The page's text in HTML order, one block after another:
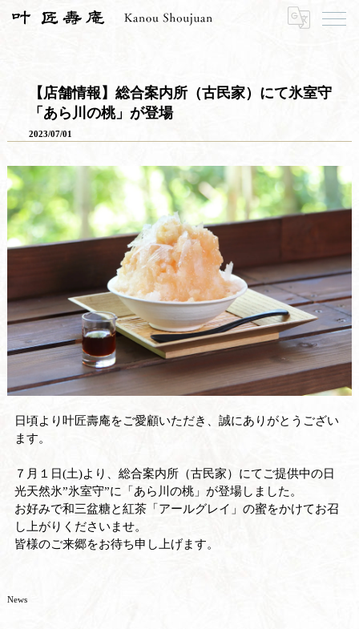
寿長生の郷 【店舗情報】総合案内所（古民家）にて氷室守「あら川の桃」が登場
【店舗情報】総合案内所（古民家）にて氷室守
「あら川の桃」が登場
2023/07/01
日頃より叶匠壽庵をご愛顧いただき、誠にありがとうござい
ます。
７月１日(土)より、総合案内所（古民家）にてご提供中の日
光天然氷”氷室守”に「あら川の桃」が登場しました。
お好みで和三盆糖と紅茶「アールグレイ」の蜜をかけてお召
し上がりくださいませ。
皆様のご来郷をお待ち申し上げます。
News